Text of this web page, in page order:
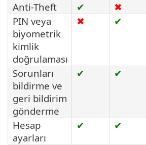
Anti-Theft ✔ ✖
PIN veya
biyometrik
kimlik
doğrulaması
✖ ✔
Sorunları
bildirme ve
geri bildirim
gönderme
✔ ✔
Hesap
ayarları
✔ ✔